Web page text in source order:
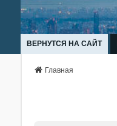
ВЕРНУТСЯ НА САЙТ
Главная